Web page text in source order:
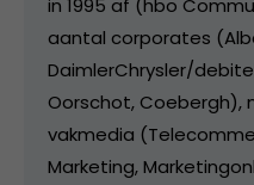
in 1995 af (hbo
aantal corporates
DaimlerChrysler/
Oorschot, Coebergh),
vakmedia
Marketing,